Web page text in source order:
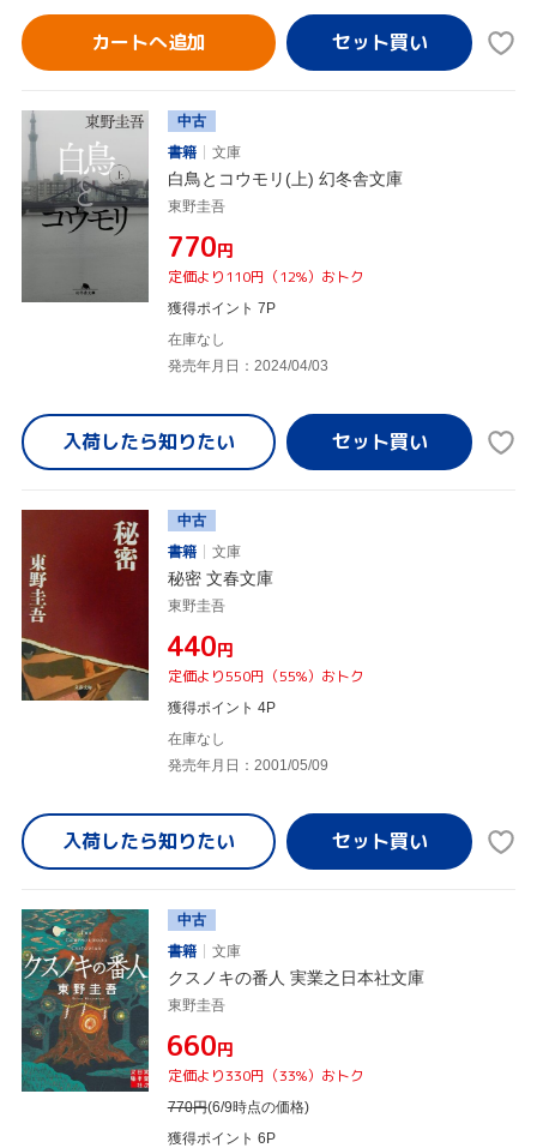
カートへ追加
中古
書籍
文庫
白鳥とコウモリ(上) 幻冬舎文庫
東野圭吾
¥770円
定価より110円（12%）おトク
獲得ポイント 7P
在庫なし
発売年月日：2024/04/03
入荷したら知りたい
中古
書籍
文庫
秘密 文春文庫
東野圭吾
¥440円
定価より550円（55%）おトク
獲得ポイント 4P
在庫なし
発売年月日：2001/05/09
入荷したら知りたい
中古
書籍
文庫
クスノキの番人 実業之日本社文庫
東野圭吾
¥660円
定価より330円（33%）おトク
770円(6/9時点の価格)
獲得ポイント 6P